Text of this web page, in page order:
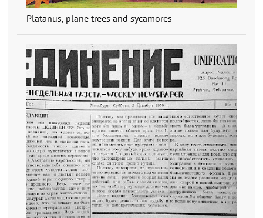
Platanus, plane trees and sycamores